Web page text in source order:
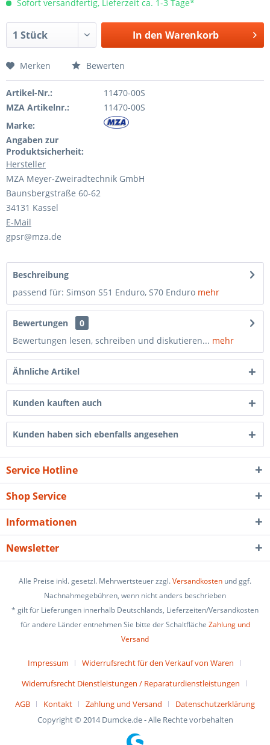
Sofort versandfertig, Lieferzeit ca. 1-3 Tage*
In den Warenkorb
Merken Bewerten
Artikel-Nr.:
11470-00S
MZA Artikelnr.:
11470-00S
Marke:
Angaben zur
Produktsicherheit:
Hersteller
MZA Meyer-Zweiradtechnik GmbH
Baunsbergstraße 60-62
34131 Kassel
E-Mail
gpsr@mza.de
Beschreibung
passend für: Simson S51 Enduro, S70 Enduro mehr
Bewertungen
0
Bewertungen lesen, schreiben und diskutieren... mehr
Ähnliche Artikel
Kunden kauften auch
Kunden haben sich ebenfalls angesehen
Service Hotline
Shop Service
Informationen
Newsletter
Alle Preise inkl. gesetzl. Mehrwertsteuer zzgl.Versandkosten und ggf.
Nachnahmegebühren, wenn nicht anders beschrieben
* gilt für Lieferungen innerhalb Deutschlands, Lieferzeiten/Versandkosten
für andere Länder entnehmen Sie bitte der Schaltfläche Zahlung und
Versand
Impressum
Widerrufsrecht für den Verkauf von Waren
Widerrufsrecht Dienstleistungen / Reparaturdienstleistungen
AGB
Kontakt Zahlung und Versand
Datenschutzerklärung
Copyright © 2014 Dumcke.de - Alle Rechte vorbehalten